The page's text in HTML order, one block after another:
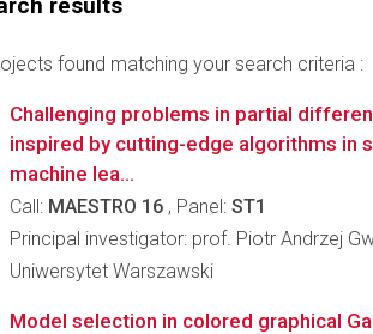
found matching your search criteria :
Challenging problems in partial
inspired by cutting-edge algorithms in
machine lea...
Call: MAESTRO 16 , Panel: ST1
Principal investigator: prof. Piotr Andrzej
Uniwersytet Warszawski
Model selection in colored graphical